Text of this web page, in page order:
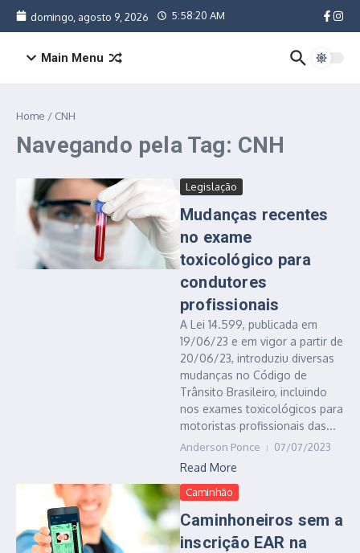
Ir para o conteúdo
domingo, agosto 9, 2026 5:58:20 AM
Main Menu
Home / CNH
Navegando pela Tag: CNH
Legislação
Mudanças recentes
no exame
toxicológico para
condutores
profissionais
A Lei 14.599, publicada em
19/06/23 e em vigor a partir de
20/06/23, introduziu diversas
mudanças no Código de
Trânsito Brasileiro, incluindo
nos exames toxicológicos para
motoristas profissionais das...
Anderson Ponce 07/07/2023
Read More
Caminhão
Caminhoneiros sem a
inscrição EAR na